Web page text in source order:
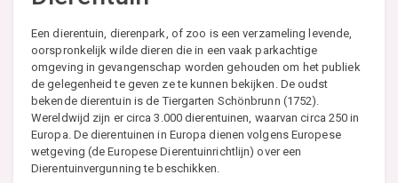
Een dierentuin, dierenpark, of zoo is een verzameling levende,
oorspronkelijk wilde dieren die in een vaak parkachtige
omgeving in gevangenschap worden gehouden om het publiek
de gelegenheid te geven ze te kunnen bekijken. De oudst
bekende dierentuin is de Tiergarten Schönbrunn (1752).
Wereldwijd zijn er circa 3.000 dierentuinen, waarvan circa 250 in
Europa. De dierentuinen in Europa dienen volgens Europese
wetgeving (de Europese Dierentuinrichtlijn) over een
Dierentuinvergunning te beschikken.